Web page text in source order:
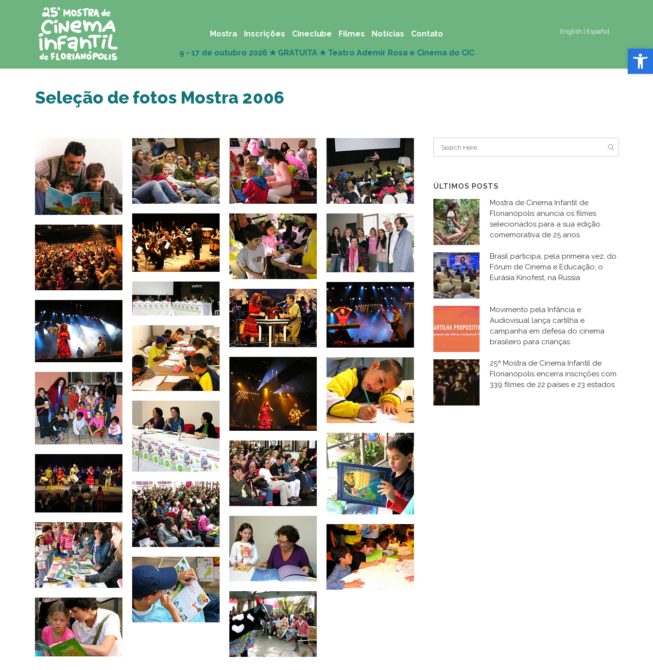
Abrir
English Español
Mostra Inscrições Cineclube Filmes Notícias Contato
Seleção de fotos Mostra 2006
ÚLTIMOS POSTS
Mostra de Cinema Infantil de
Florianópolis anuncia os filmes
selecionados para a sua edição
comemorativa de 25 anos
Brasil participa, pela primeira vez, do
Fórum de Cinema e Educação, o
Eurásia Kinofest, na Rússia
Movimento pela Infância e
Audiovisual lança cartilha e
campanha em defesa do cinema
brasileiro para crianças
25ª Mostra de Cinema Infantil de
Florianópolis encerra inscrições com
339 filmes de 22 países e 23 estados